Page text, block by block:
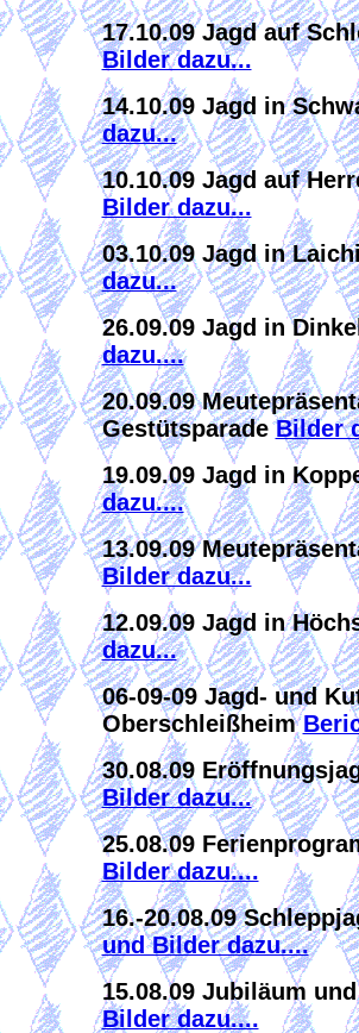
17.10.09 Jagd auf
Bilder dazu...
14.10.09 Jagd in
dazu...
10.10.09 Jagd auf
Bilder dazu...
03.10.09 Jagd in
dazu...
26.09.09 Jagd in
dazu....
20.09.09
GestütsparadeBilder
19.09.09 Jagd in
dazu....
13.09.09
Bilder dazu...
12.09.09 Jagd in
dazu...
06-09-09 Jagd- und
Oberschleißheim
30.08.09
Bilder dazu...
25.08.09
Bilder dazu....
16.-20.08.09
und Bilder dazu....
15.08.09 Jubiläum
Bilder dazu....